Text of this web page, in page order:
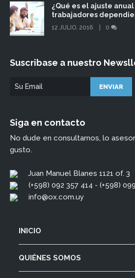
¿Qué es el ajuste
trabajadores
12 JULIO, 2016 0
Suscribase a nuestro
Siga en contacto
No dude en consultarnos, lo
gusto.
Juan Manuel Blanes 1121 of. 3
(+598) 092 357 414 - (+598)
info@ox.com.uy
INICIO
QUIÉNES SOMOS